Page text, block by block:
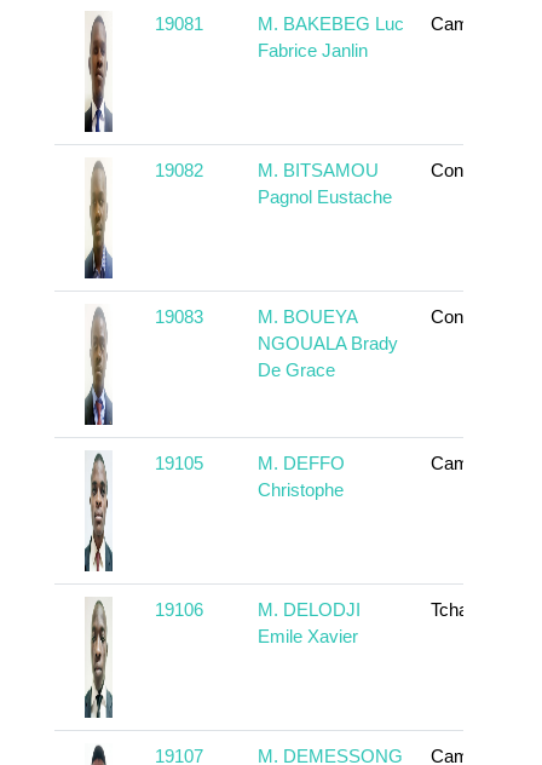
19081
M. BAKEBEG Luc
Fabrice Janlin
Cameroun
19082
M. BITSAMOU
Pagnol Eustache
Congo
19083
M. BOUEYA
NGOUALA Brady
De Grace
Congo
19105
M. DEFFO
Christophe
Cameroun
19106
M. DELODJI
Emile Xavier
Tchad
19107 M. DEMESSONG Cameroun